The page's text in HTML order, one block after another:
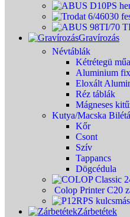
Gravírozás
Névtáblák
Kétrétegü
Aluminium
Eloxált
Réz táblák
Mágneses
Kutya/Macska
Kőr
Csont
Szív
Tappancs
Dögcédula
Colop Printer C20
Zárbetétek